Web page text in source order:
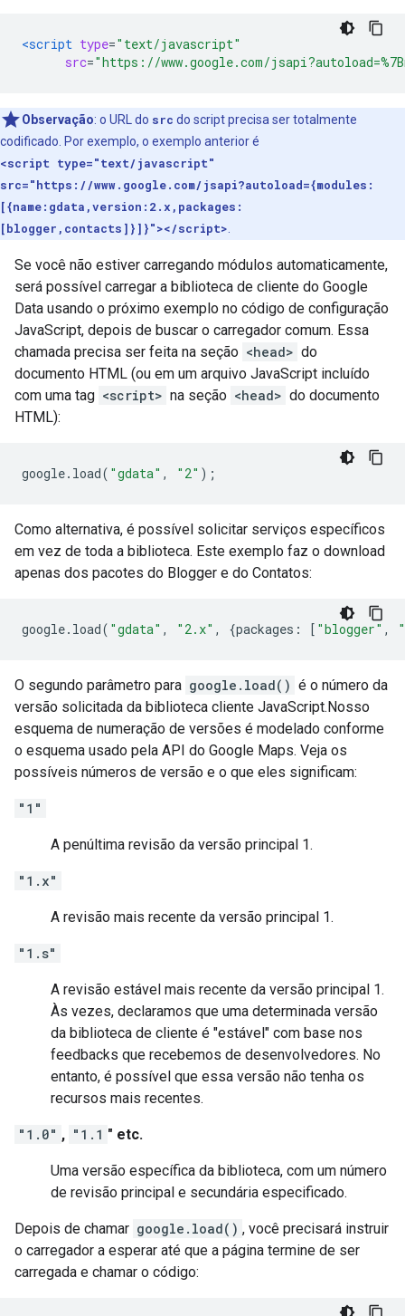
<script type="text/javascript"
src="https://www.google.com/
Observação: o URL do src do script precisa ser totalmente
codificado. Por exemplo, o exemplo anterior é
<script type="text/javascript"
src="https://www.google.com/jsapi?autoload={modules:
[{name:gdata,version:2.x,packages:
[blogger,contacts]}]}"></script>
Se você não estiver carregando módulos automaticamente,
será possível carregar a biblioteca de cliente do Google
Data usando o próximo exemplo no código de configuração
JavaScript, depois de buscar o carregador comum. Essa
chamada precisa ser feita na seção <head> do
documento HTML (ou em um arquivo JavaScript incluído
com uma tag <script> na seção <head> do documento
HTML):
google. load( "gdata" , "2" );
Como alternativa, é possível solicitar serviços específicos
em vez de toda a biblioteca. Este exemplo faz o download
apenas dos pacotes do Blogger e do Contatos:
google. load( "gdata" , "2.x" , {packages : [ "blogger" ,
O segundo parâmetro para google.load() é o número da
versão solicitada da biblioteca cliente JavaScript.Nosso
esquema de numeração de versões é modelado conforme
o esquema usado pela API do Google Maps. Veja os
possíveis números de versão e o que eles significam:
"1"
A penúltima revisão da versão principal 1.
"1.x"
A revisão mais recente da versão principal 1.
"1.s"
A revisão estável mais recente da versão principal 1.
Às vezes, declaramos que uma determinada versão
da biblioteca de cliente é "estável" com base nos
feedbacks que recebemos de desenvolvedores. No
entanto, é possível que essa versão não tenha os
recursos mais recentes.
"1.0" , "1.1 " etc.
Uma versão específica da biblioteca, com um número
de revisão principal e secundária especificado.
Depois de chamar google.load() , você precisará instruir
o carregador a esperar até que a página termine de ser
carregada e chamar o código: